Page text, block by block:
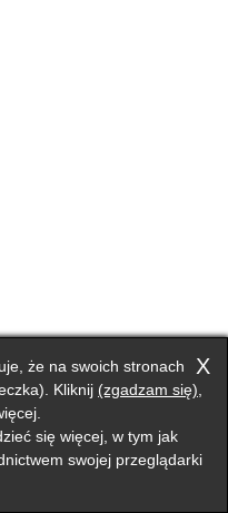
X
że na swoich stronach
Kliknij (zgadzam się)
się więcej, w tym jak
swojej przeglądarki